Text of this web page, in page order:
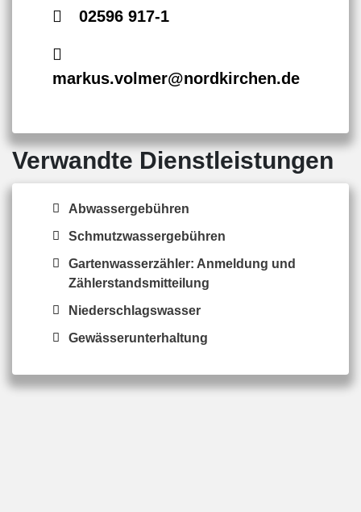
02596 917-1
markus.volmer@nordkirchen.de
Verwandte Dienstleistungen
Abwassergebühren
Schmutzwassergebühren
Gartenwasserzähler: Anmeldung und
Zählerstandsmitteilung
Niederschlagswasser
Gewässerunterhaltung